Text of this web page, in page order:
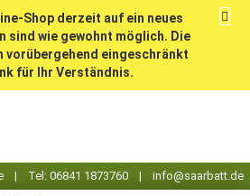
Shop derzeit auf ein neues
sind wie gewohnt möglich. Die
vorübergehend eingeschränkt
für Ihr Verständnis.